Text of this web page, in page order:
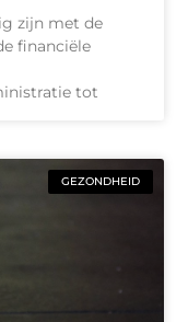
zijn met de
financiële
tot
GEZONDHEID